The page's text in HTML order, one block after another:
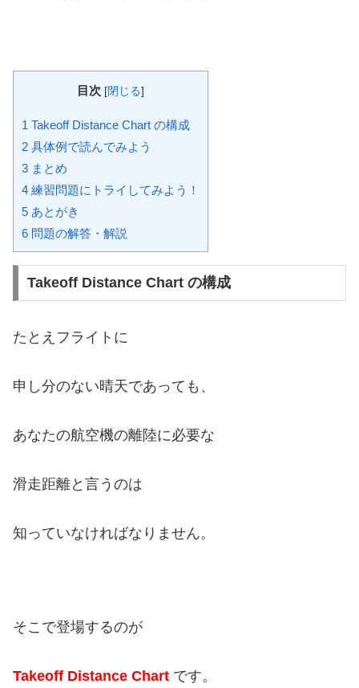
目次 [閉じる]
1 Takeoff Distance Chart の構成
2 具体例で読んでみよう
3 まとめ
4 練習問題にトライしてみよう！
5 あとがき
6 問題の解答・解説
Takeoff Distance Chart の構成
たとえフライトに
申し分のない晴天であっても、
あなたの航空機の離陸に必要な
滑走距離と言うのは
知っていなければなりません。
そこで登場するのが
Takeoff Distance Chart です。